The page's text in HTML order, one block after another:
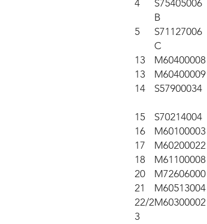
4
S75405006
B
5
S71127006
C
13 M60400008
13
M60400009
14
S57900034
15 S70214004
16
M60100003
17
M60200022
18
M61100008
20
M72606000
21
M60513004
22/2
3
M60300002